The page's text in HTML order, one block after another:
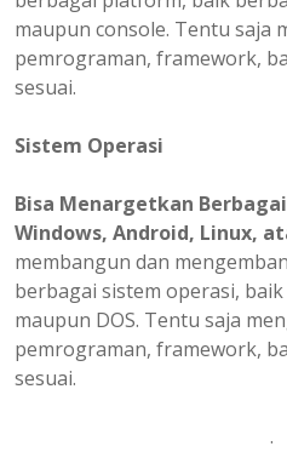
maupun console. Tentu saja
pemrograman, framework,
sesuai.
Sistem Operasi
Bisa Menargetkan
Windows, Android, Linux,
membangun dan
berbagai sistem operasi,
maupun DOS. Tentu saja
pemrograman, framework,
sesuai.
.